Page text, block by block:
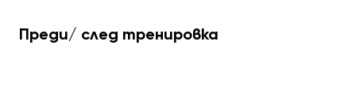
Преди/ след тренировка